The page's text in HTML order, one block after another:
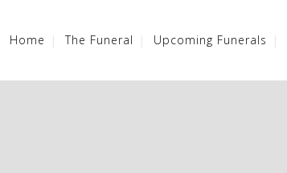
Home The Funeral Upcoming Funerals